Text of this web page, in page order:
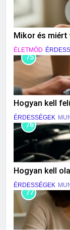
Mikor és
ÉLETMÓD
75
Hogyan kell
ÉRDESSÉGEK
76
Hogyan kell
ÉRDESSÉGEK
77